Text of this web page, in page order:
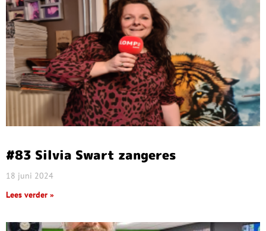
#83 Silvia Swart zangeres
18 juni 2024
Lees verder »